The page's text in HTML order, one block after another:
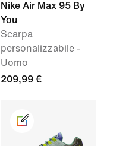
Nike Air Max 95 By
You
Scarpa
personalizzabile -
Uomo
209,99 €